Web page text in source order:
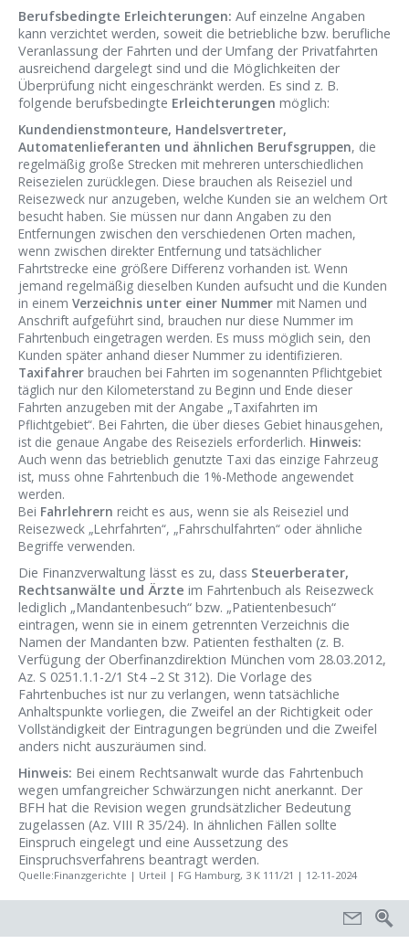
Berufsbedingte Erleichterungen: Auf einzelne Angaben
kann verzichtet werden, soweit die betriebliche bzw. berufliche
Veranlassung der Fahrten und der Umfang der Privatfahrten
ausreichend dargelegt sind und die Möglichkeiten der
Überprüfung nicht eingeschränkt werden. Es sind z. B.
folgende berufsbedingte Erleichterungen möglich:
Kundendienstmonteure, Handelsvertreter,
Automatenlieferanten und ähnlichen Berufsgruppen, die
regelmäßig große Strecken mit mehreren unterschiedlichen
Reisezielen zurücklegen. Diese brauchen als Reiseziel und
Reisezweck nur anzugeben, welche Kunden sie an welchem Ort
besucht haben. Sie müssen nur dann Angaben zu den
Entfernungen zwischen den verschiedenen Orten machen,
wenn zwischen direkter Entfernung und tatsächlicher
Fahrtstrecke eine größere Differenz vorhanden ist. Wenn
jemand regelmäßig dieselben Kunden aufsucht und die Kunden
in einem Verzeichnis unter einer Nummer mit Namen und
Anschrift aufgeführt sind, brauchen nur diese Nummer im
Fahrtenbuch eingetragen werden. Es muss möglich sein, den
Kunden später anhand dieser Nummer zu identifizieren.
Taxifahrer brauchen bei Fahrten im sogenannten Pflichtgebiet
täglich nur den Kilometerstand zu Beginn und Ende dieser
Fahrten anzugeben mit der Angabe „Taxifahrten im
Pflichtgebiet“. Bei Fahrten, die über dieses Gebiet hinausgehen,
ist die genaue Angabe des Reiseziels erforderlich. Hinweis:
Auch wenn das betrieblich genutzte Taxi das einzige Fahrzeug
ist, muss ohne Fahrtenbuch die 1%-Methode angewendet
werden.
Bei Fahrlehrern reicht es aus, wenn sie als Reiseziel und
Reisezweck „Lehrfahrten“, „Fahrschulfahrten“ oder ähnliche
Begriffe verwenden.
Die Finanzverwaltung lässt es zu, dass Steuerberater,
Rechtsanwälte und Ärzte im Fahrtenbuch als Reisezweck
lediglich „Mandantenbesuch“ bzw. „Patientenbesuch“
eintragen, wenn sie in einem getrennten Verzeichnis die
Namen der Mandanten bzw. Patienten festhalten (z. B.
Verfügung der Oberfinanzdirektion München vom 28.03.2012,
Az. S 0251.1.1-2/1 St4 –2 St 312). Die Vorlage des
Fahrtenbuches ist nur zu verlangen, wenn tatsächliche
Anhaltspunkte vorliegen, die Zweifel an der Richtigkeit oder
Vollständigkeit der Eintragungen begründen und die Zweifel
anders nicht auszuräumen sind.
Hinweis: Bei einem Rechtsanwalt wurde das Fahrtenbuch
wegen umfangreicher Schwärzungen nicht anerkannt. Der
BFH hat die Revision wegen grundsätzlicher Bedeutung
zugelassen (Az. VIII R 35/24). In ähnlichen Fällen sollte
Einspruch eingelegt und eine Aussetzung des
Einspruchsverfahrens beantragt werden.
Quelle:Finanzgerichte | Urteil | FG Hamburg, 3 K 111/21 | 12-11-2024